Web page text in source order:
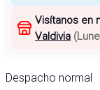
Visítanos en
Valdivia (
Despacho normal